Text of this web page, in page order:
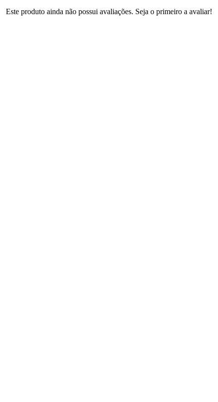
Este produto ainda não possui avaliações. Seja o primeiro a avaliar!